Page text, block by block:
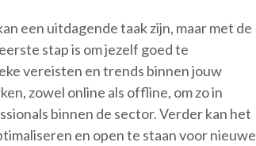
een uitdagende taak zijn, maar met de
stap is om jezelf goed te
vereisten en trends binnen jouw
zowel online als offline, om zo in
binnen de sector. Verder kan het
en open te staan voor nieuwe